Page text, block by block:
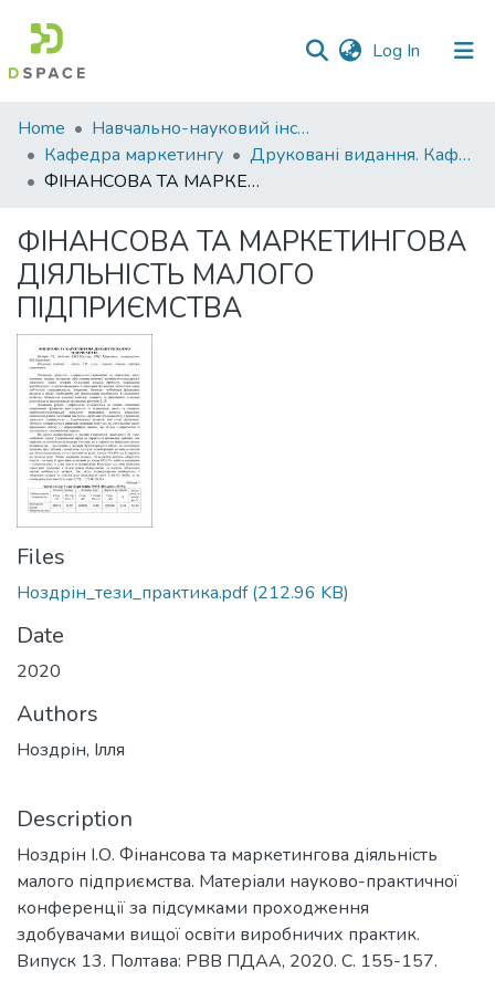
Log In (current)
Communities
&
Collections
Statistics
Home
Навчально-науковий інститут економіки, управління, права та інформаційних технологій
Кафедра маркетингу
Друковані видання. Кафедра маркетингу
ФІНАНСОВА ТА МАРКЕТИНГОВА ДІЯЛЬНІСТЬ МАЛОГО ПІДПРИЄМСТВА
ФІНАНСОВА ТА МАРКЕТИНГОВА
ДІЯЛЬНІСТЬ МАЛОГО
ПІДПРИЄМСТВА
Files
Ноздрін_тези_практика.pdf(212.96 KB)
Date
2020
Authors
Ноздрін, Ілля
Description
Ноздрін І.О. Фінансова та маркетингова діяльність
малого підприємства. Матеріали науково-практичної
конференції за підсумками проходження
здобувачами вищої освіти виробничих практик.
Випуск 13. Полтава: РВВ ПДАА, 2020. С. 155-157.